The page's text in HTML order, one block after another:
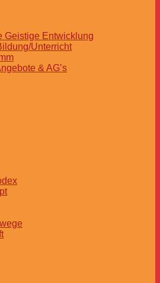
Geistige Entwicklung
Unterricht
& AG’s